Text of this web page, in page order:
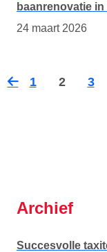
baanrenovatie in
24 maart 2026
1 2 3
Archief
Succesvolle